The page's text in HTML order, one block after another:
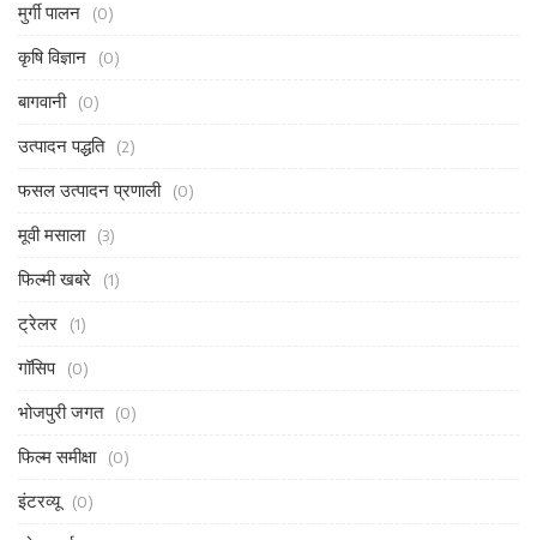
मुर्गी पालन (0)
कृषि विज्ञान (0)
बागवानी (0)
उत्पादन पद्धति (2)
फसल उत्पादन प्रणाली (0)
मूवी मसाला (3)
फिल्मी खबरे (1)
ट्रेलर (1)
गॉसिप (0)
भोजपुरी जगत (0)
फिल्म समीक्षा (0)
इंटरव्यू (0)